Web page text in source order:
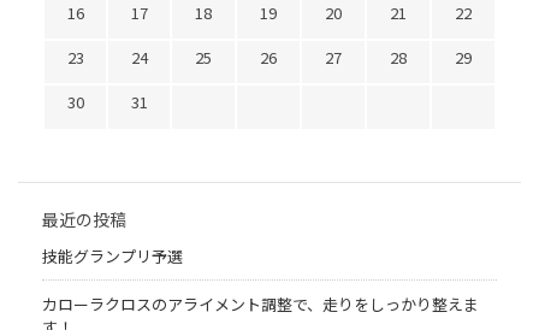
16
17 18 19 20 21
22
23
24 25 26 27 28
29
30
31
最近の投稿
技能グランプリ予選
カローラクロスのアライメント調整で、走りをしっかり整えま